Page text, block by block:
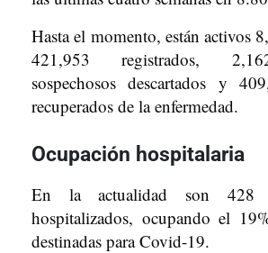
Hasta el momento, están activos
421,953 registrados,
sospechosos descartados y
recuperados de la enfermedad.
Ocupación hospitalaria
En la actualidad son 428
hospitalizados, ocupando el
destinadas para Covid-19.